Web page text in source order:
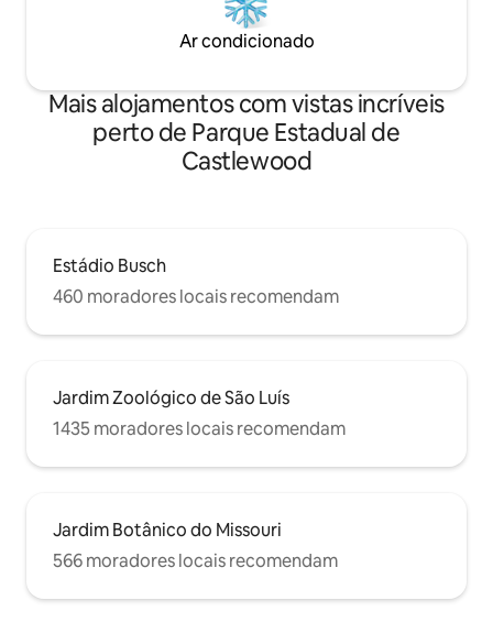
Ar condicionado
Mais alojamentos com vistas incríveis
perto de Parque Estadual de
Castlewood
Estádio Busch
460 moradores locais recomendam
Jardim Zoológico de São Luís
1435 moradores locais recomendam
Jardim Botânico do Missouri
566 moradores locais recomendam